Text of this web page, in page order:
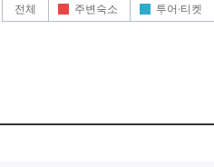
전체 주변숙소 투어·티켓